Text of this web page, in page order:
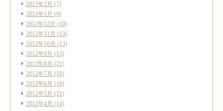
2013年2月 (7)
2013年1月 (9)
2012年12月 (10)
2012年11月 (13)
2012年10月 (13)
2012年9月 (13)
2012年8月 (21)
2012年7月 (18)
2012年6月 (19)
2012年5月 (21)
2012年4月 (14)